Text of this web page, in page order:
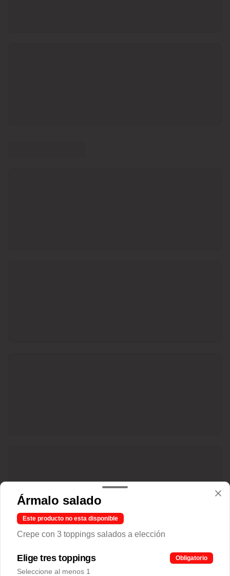
Ármalo salado
Este producto no esta disponible
Crepe con 3 toppings salados a elección
Elige tres toppings Obligatorio
Seleccione al menos 1